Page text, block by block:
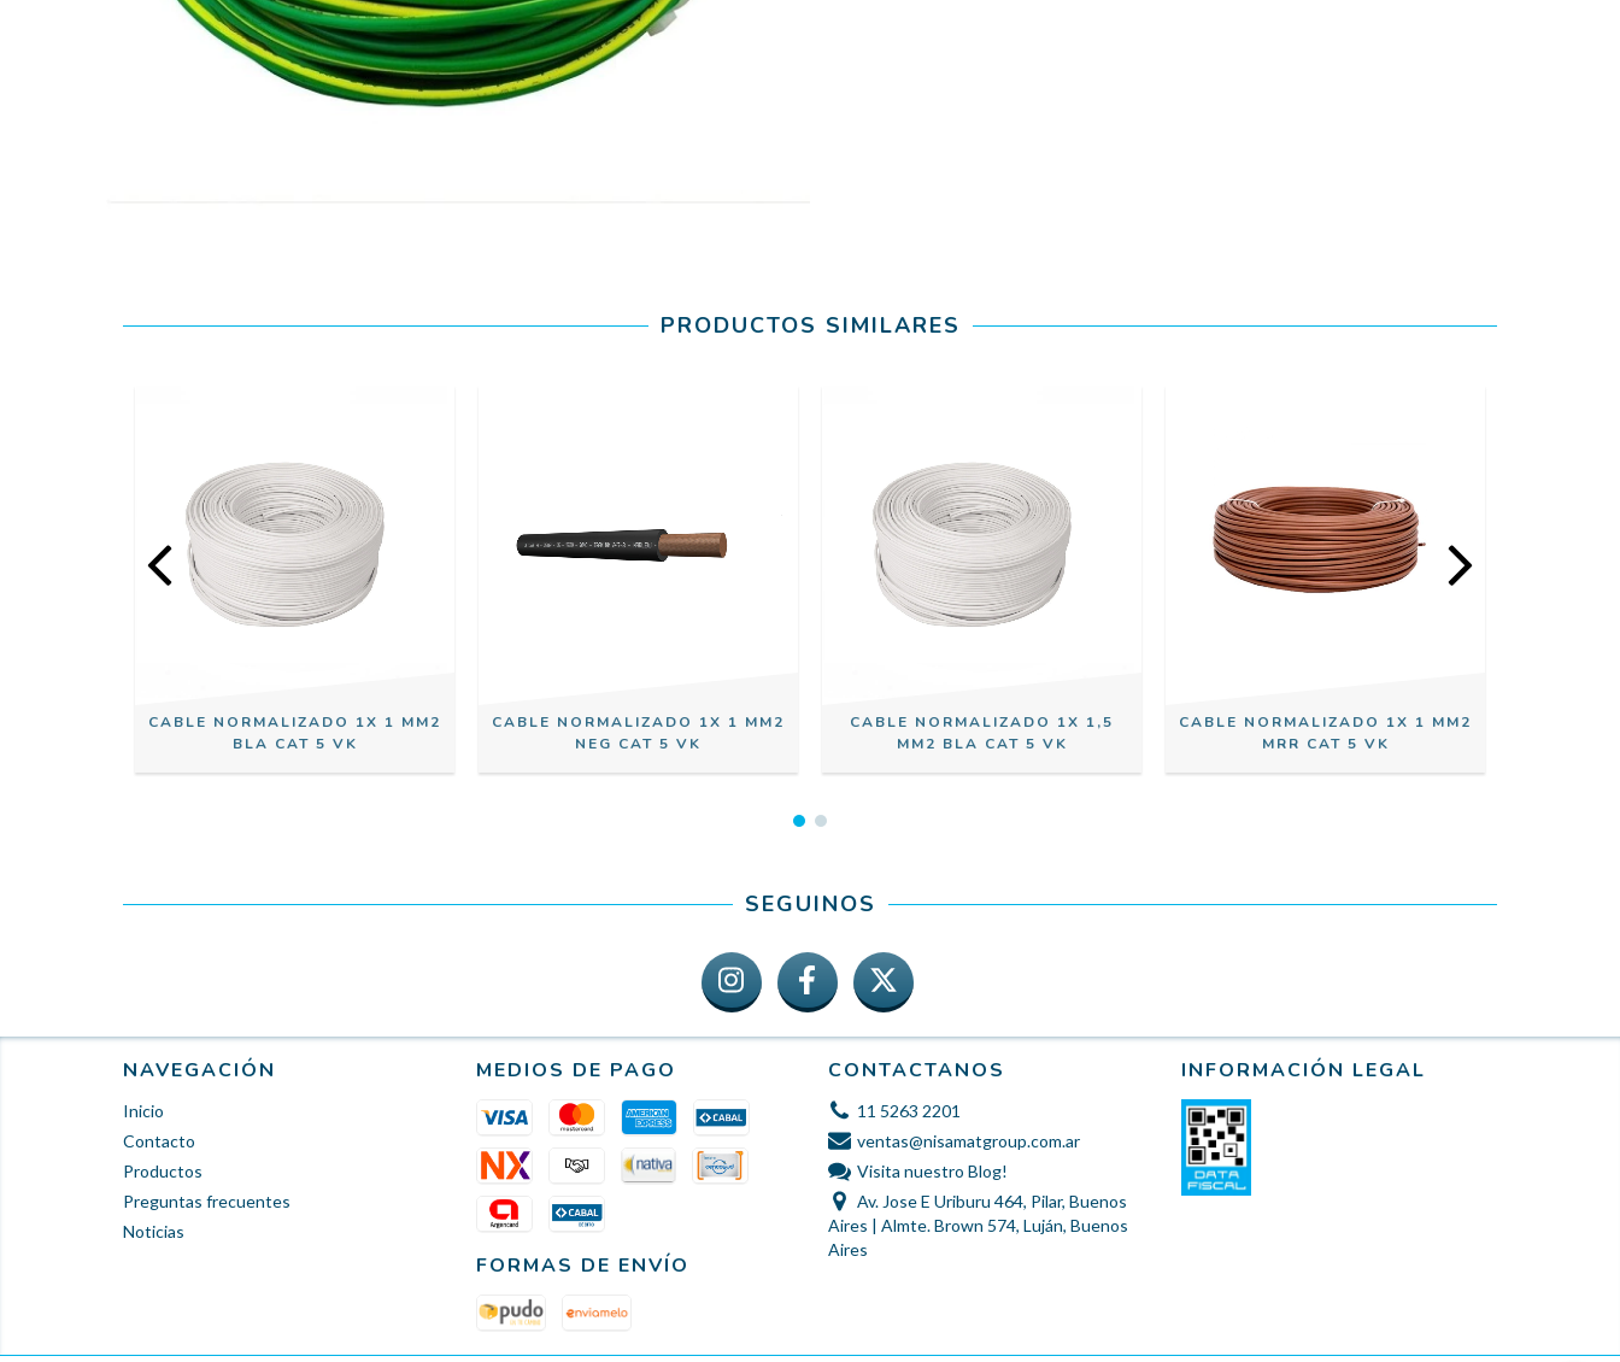
PRODUCTOS SIMILARES
CABLE NORMALIZADO 1X 1 MM2
BLA CAT 5 VK
CABLE NORMALIZADO 1X 1 MM2
NEG CAT 5 VK
CABLE NORMALIZADO 1X 1,5
MM2 BLA CAT 5 VK
CABLE NORMALIZADO 1X 1 MM2
MRR CAT 5 VK
SEGUINOS
NAVEGACIÓN
Inicio
Contacto
Productos
Preguntas frecuentes
Noticias
MEDIOS DE PAGO
FORMAS DE ENVÍO
CONTACTANOS
11 5263 2201
ventas@nisamatgroup.com.ar
Visita nuestro Blog!
Av. Jose E Uriburu 464, Pilar, Buenos
Aires | Almte. Brown 574, Luján, Buenos
Aires
INFORMACIÓN LEGAL